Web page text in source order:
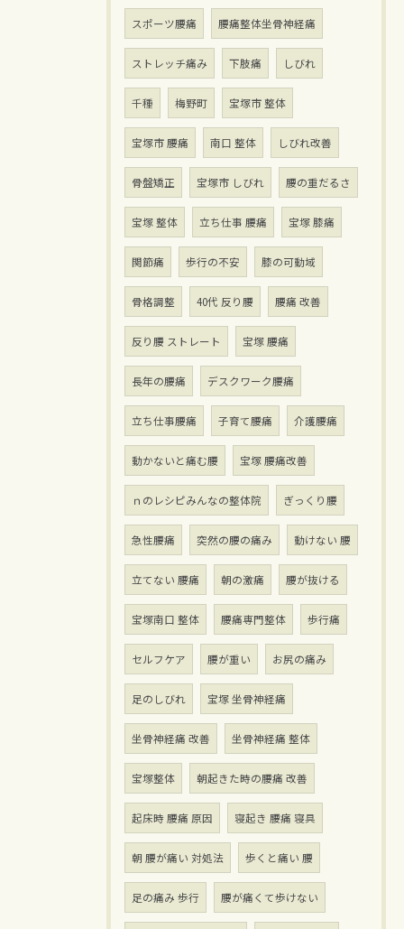
スポーツ腰痛 腰痛整体坐骨神経痛
ストレッチ痛み 下肢痛 しびれ
千種 梅野町 宝塚市 整体
宝塚市 腰痛 南口 整体 しびれ改善
骨盤矯正 宝塚市 しびれ 腰の重だるさ
宝塚 整体 立ち仕事 腰痛 宝塚 膝痛
関節痛 歩行の不安 膝の可動域
骨格調整 40代 反り腰 腰痛 改善
反り腰 ストレート 宝塚 腰痛
長年の腰痛 デスクワーク腰痛
立ち仕事腰痛 子育て腰痛 介護腰痛
動かないと痛む腰 宝塚 腰痛改善
ｎのレシピみんなの整体院 ぎっくり腰
急性腰痛 突然の腰の痛み 動けない 腰
立てない 腰痛 朝の激痛 腰が抜ける
宝塚南口 整体 腰痛専門整体 歩行痛
セルフケア 腰が重い お尻の痛み
足のしびれ 宝塚 坐骨神経痛
坐骨神経痛 改善 坐骨神経痛 整体
宝塚整体 朝起きた時の腰痛 改善
起床時 腰痛 原因 寝起き 腰痛 寝具
朝 腰が痛い 対処法 歩くと痛い 腰
足の痛み 歩行 腰が痛くて歩けない